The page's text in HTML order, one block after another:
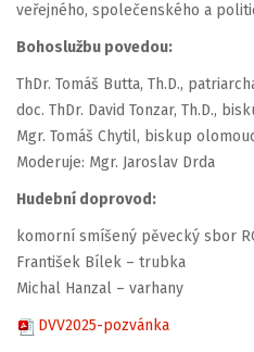
veřejného, společenského a
Bohoslužbu povedou:
ThDr. Tomáš Butta, Th.D.,
doc. ThDr. David Tonzar, Th.D.,
Mgr. Tomáš Chytil, biskup
Moderuje: Mgr. Jaroslav Drda
Hudební doprovod:
komorní smíšený pěvecký sbor
František Bílek – trubka
Michal Hanzal – varhany
DVV2025-pozvánka